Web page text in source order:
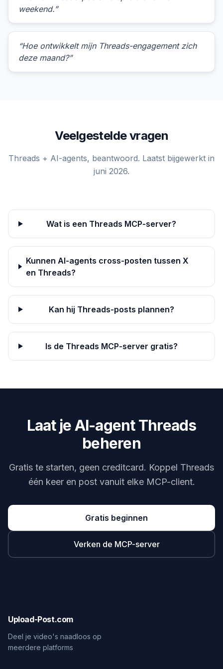
weekend.”
“Hoe ontwikkelt mijn Threads-engagement zich
deze maand?”
Veelgestelde vragen
Threads + AI-agents, beantwoord. Laatst bijgewerkt in
juni 2026.
Wat is een Threads MCP-server?
Kunnen AI-agents cross-posten tussen X
en Threads?
Kan hij Threads-posts plannen?
Is de Threads MCP-server gratis?
Laat je AI-agent Threads
beheren
Gratis te starten, geen creditcard. Koppel Threads
één keer en post vanuit elke MCP-client.
Gratis beginnen
Verken de MCP-server
Upload-Post.com
Deel je video's naadloos op
meerdere platforms